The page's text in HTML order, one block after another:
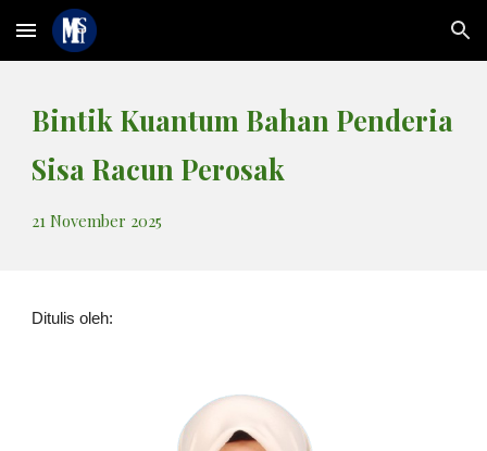
Skip to main content Skip to navigation
Bintik Kuantum Bahan Penderia
Sisa Racun Perosak
21 November 2025
Ditulis oleh: